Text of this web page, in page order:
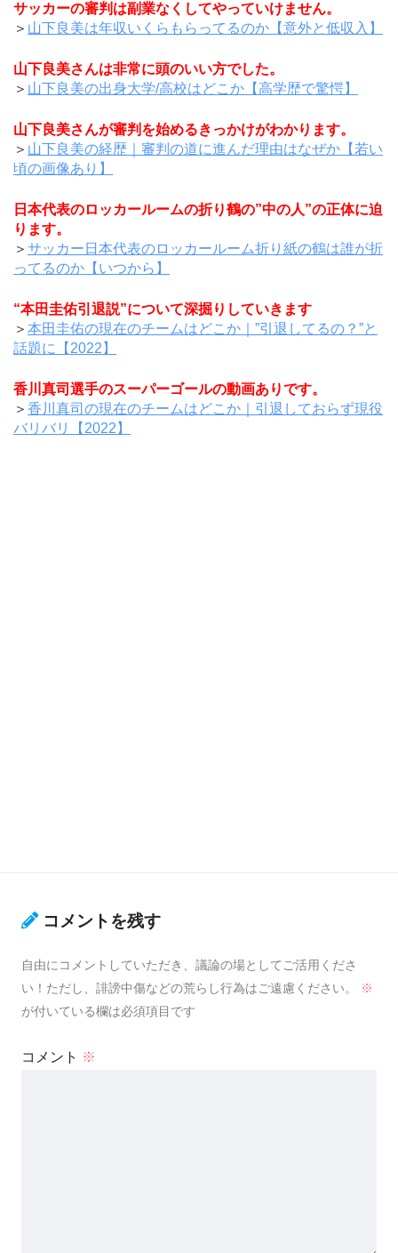
サッカーの審判は副業なくしてやっていけません。
＞ 山下良美は年収いくらもらってるのか【意外と低収入】
山下良美さんは非常に頭のいい方でした。
＞ 山下良美の出身大学/高校はどこか【高学歴で驚愕】
山下良美さんが審判を始めるきっかけがわかります。
＞ 山下良美の経歴｜審判の道に進んだ理由はなぜか【若い
頃の画像あり】
日本代表のロッカールームの折り鶴の”中の人”の正体に迫
ります。
＞ サッカー日本代表のロッカールーム折り紙の鶴は誰が折
ってるのか【いつから】
“本田圭佑引退説”について深掘りしていきます
＞ 本田圭佑の現在のチームはどこか｜”引退してるの？”と
話題に【2022】
香川真司選手のスーパーゴールの動画ありです。
＞ 香川真司の現在のチームはどこか｜引退しておらず現役
バリバリ【2022】
コメントを残す
自由にコメントしていただき、議論の場としてご活用くださ
い！ただし、誹謗中傷などの荒らし行為はご遠慮ください。
※
が付いている欄は必須項目です
コメント ※